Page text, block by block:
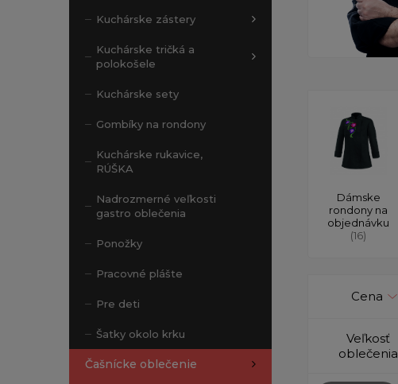
Kuchárske zástery
Kuchárske tričká a
polokošele
Kuchárske sety
Gombíky na rondony
Kuchárske rukavice,
RÚŠKA
Nadrozmerné veľkosti
gastro oblečenia
Ponožky
Pracovné plášte
Pre deti
Šatky okolo krku
Čašnícke oblečenie
Dámske
rondony na
objednávku
(16)
Cena
Veľkosť
oblečenia